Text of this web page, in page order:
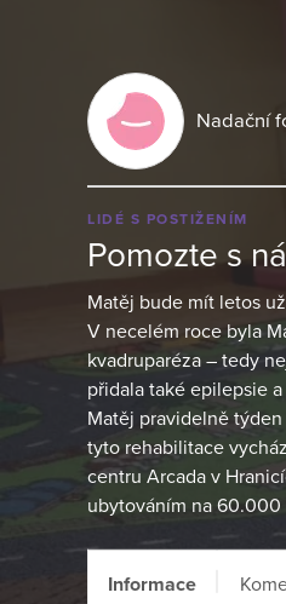
Nadační
LIDÉ S POSTIŽENÍM
Pomozte s
Matěj bude mít letos
V necelém roce byla
kvadruparéza – tedy
přidala také epilepsie
Matěj pravidelně
tyto rehabilitace
centru Arcada v
ubytováním na 60.000
Informace